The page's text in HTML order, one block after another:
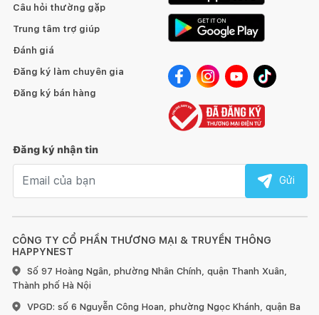
CÔNG TY CỔ PHẦN THƯƠNG MẠI & TRUYỀN THÔNG
HAPPYNEST
Số 97 Hoàng Ngân, phường Nhân Chính, quận Thanh Xuân,
Thành phố Hà Nội
VPGD: số 6 Nguyễn Công Hoan, phường Ngọc Khánh, quận Ba
Câu hỏi thường gặp
Trung tâm trợ giúp
Đánh giá
Đăng ký làm chuyên gia
Đăng ký bán hàng
Đăng ký nhận tin
Gửi